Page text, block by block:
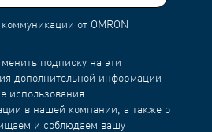
от OMRON
подписку на эти
дополнительной информации
использования
в нашей компании, а также о
и соблюдаем вашу